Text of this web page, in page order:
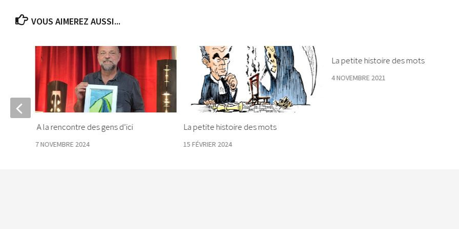
VOUS AIMEREZ AUSSI...
La petite histoire des mots
15 FÉVRIER 2024
La petite histoire des mots
4 NOVEMBRE 2021
A la rencontre des gens d’ici
7 NOVEMBRE 2024